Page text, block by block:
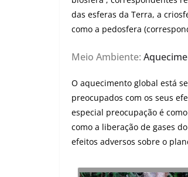
das esferas da Terra, a
como a pedosfera
Meio Ambiente:
O aquecimento global está
preocupados com os seus
especial preocupação é
como a liberação de gases
efeitos adversos sobre o